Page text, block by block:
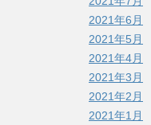
2021年6月
2021年5月
2021年4月
2021年3月
2021年2月
2021年1月